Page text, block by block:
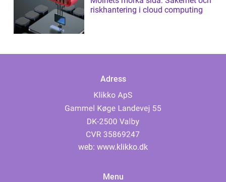
riskhantering i cloud computing
Adress
web: www.klikko.dk
Menu